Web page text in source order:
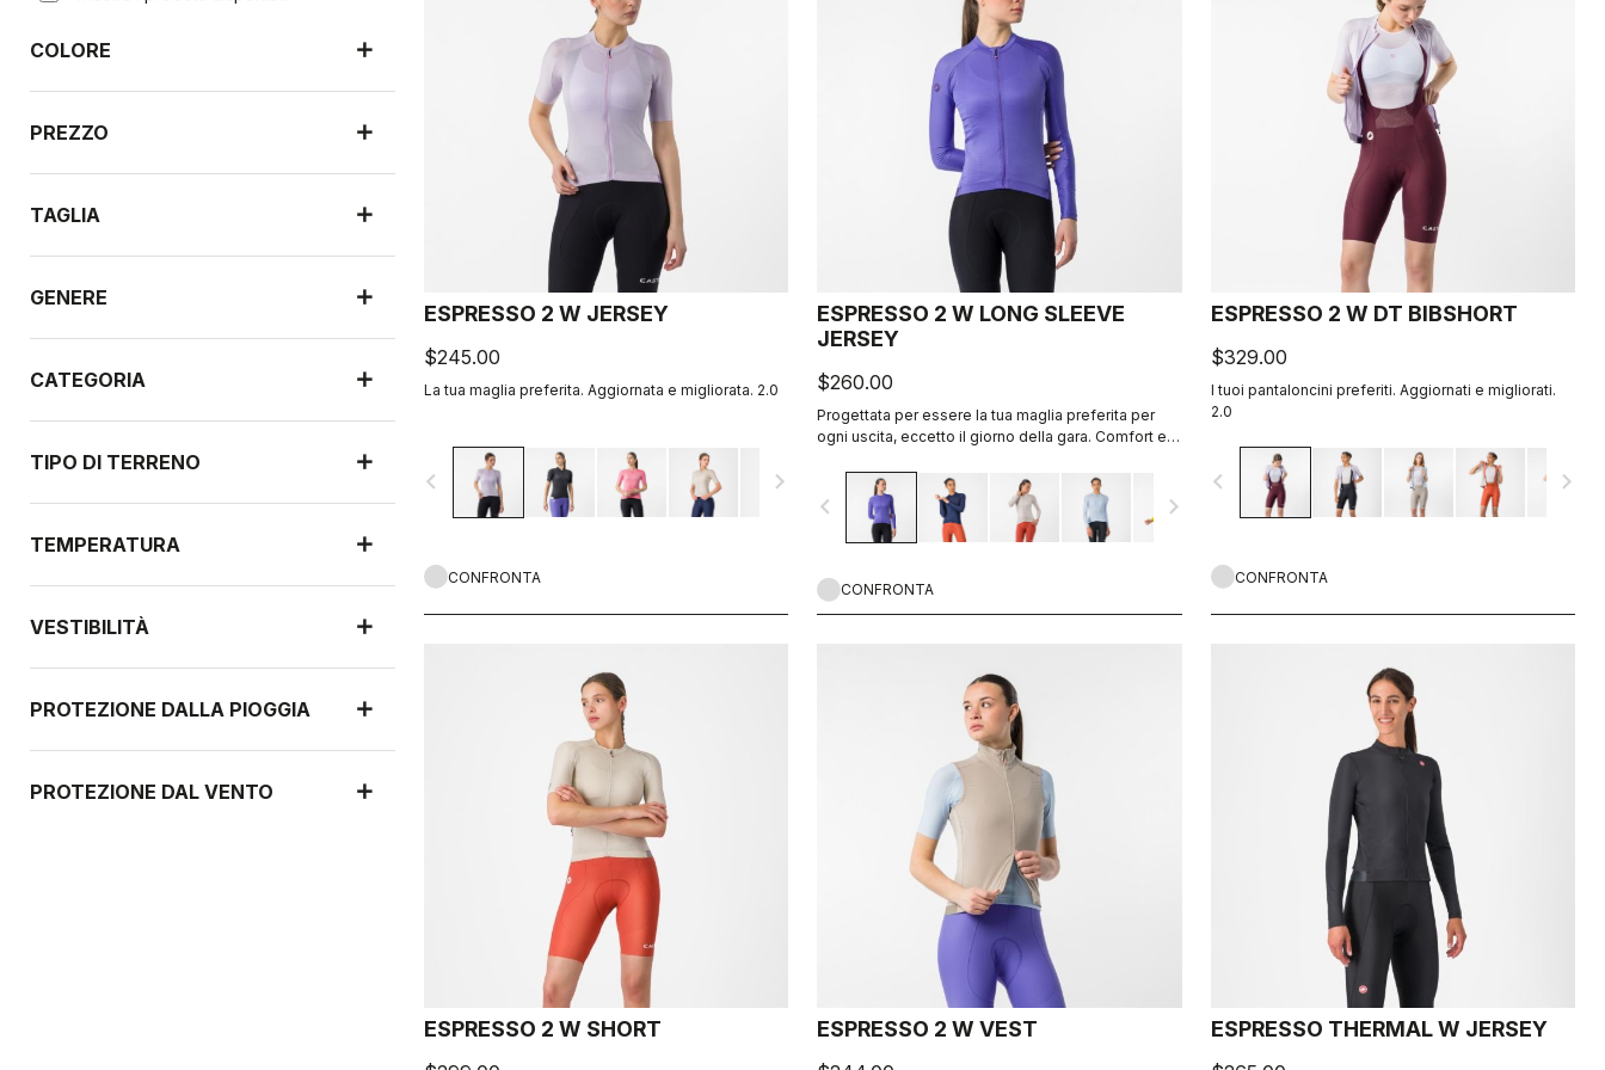
COLORE
PREZZO
TAGLIA
GENERE
CATEGORIA
TIPO DI TERRENO
TEMPERATURA
VESTIBILITÀ
PROTEZIONE DALLA PIOGGIA
PROTEZIONE DAL VENTO
ESPRESSO 2 W JERSEY
$245.00
La tua maglia preferita. Aggiornata e migliorata. 2.0
navigate_before navigate_next
CONFRONTA
ESPRESSO 2 W LONG SLEEVE
JERSEY
$260.00
Progettata per essere la tua maglia preferita per
ogni uscita, eccetto il giorno della gara. Comfort e
estivo per le giornate fresche.
navigate_before navigate_next
CONFRONTA
ESPRESSO 2 W DT BIBSHORT
$329.00
I tuoi pantaloncini preferiti. Aggiornati e migliorati.
2.0
navigate_before navigate_next
CONFRONTA
ESPRESSO 2 W SHORT ESPRESSO 2 W VEST ESPRESSO THERMAL W JERSEY